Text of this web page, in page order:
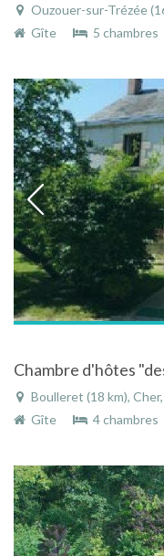
Ouzouer-sur-Trézée
Gîte
5 chambres
Boulleret (18 km),
Gîte
4 chambres